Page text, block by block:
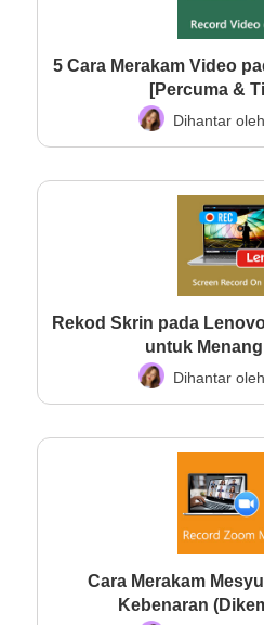
5 Cara Merakam Video
[Percuma &
Dihantar oleh
Rekod Skrin pada
untuk
Dihantar oleh
Cara Merakam
Kebenaran